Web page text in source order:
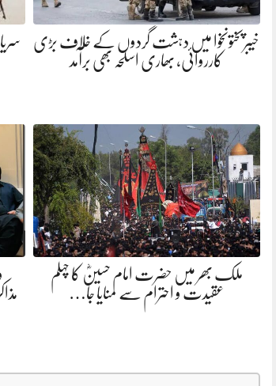
خیبرپختونخوا میں دہشت گردوں کے خلاف بڑی
کارروائی، بھاری اسلحہ بھی برآمد
ملک بھر میں حضرت امام حسینؓ کا چہلم
عقیدت و احترام سے منایا جا…